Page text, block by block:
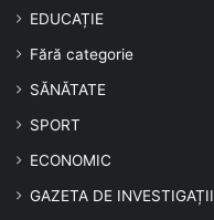
EDUCAȚIE
Fără categorie
SĂNĂTATE
SPORT
ECONOMIC
GAZETA DE INVESTIGAȚII